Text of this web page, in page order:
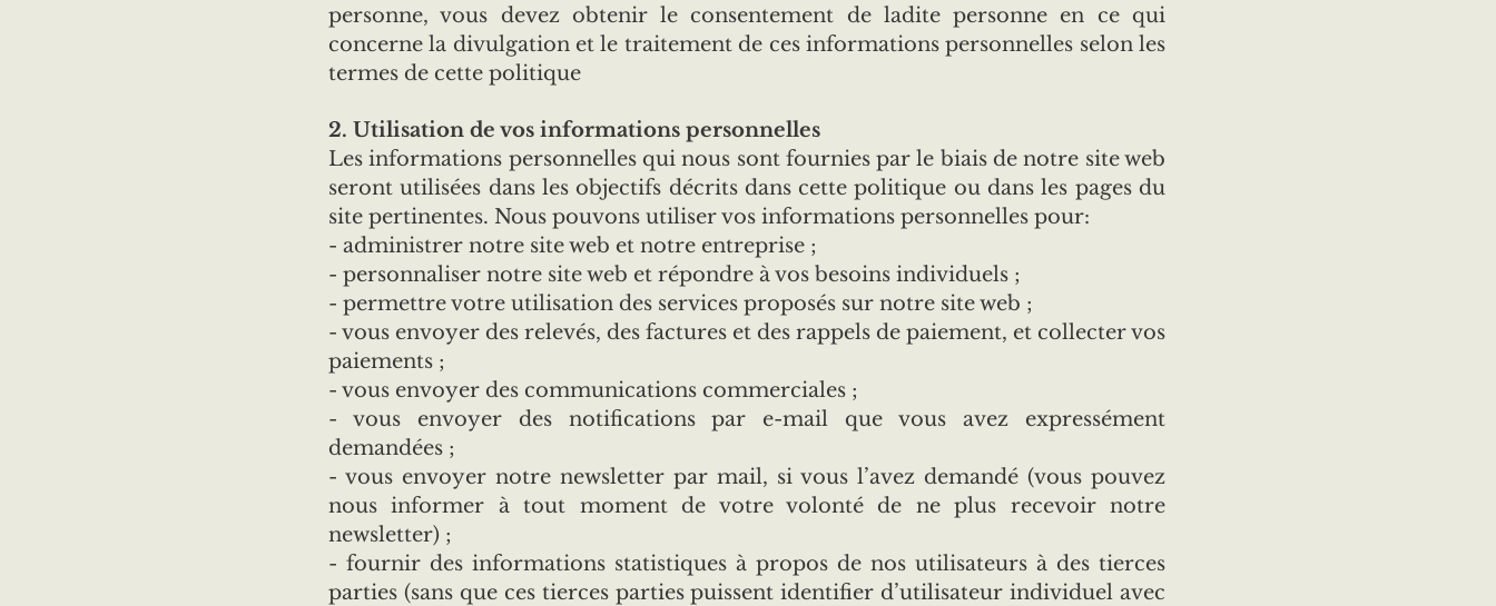
personne, vous devez obtenir le consentement de ladite personne en ce qui
concerne la divulgation et le traitement de ces informations personnelles selon les
termes de cette politique
2. Utilisation de vos informations personnelles
Les informations personnelles qui nous sont fournies par le biais de notre site web
seront utilisées dans les objectifs décrits dans cette politique ou dans les pages du
site pertinentes. Nous pouvons utiliser vos informations personnelles pour:
- administrer notre site web et notre entreprise ;
- personnaliser notre site web et répondre à vos besoins individuels ;
- permettre votre utilisation des services proposés sur notre site web ;
- vous envoyer des relevés, des factures et des rappels de paiement, et collecter vos
paiements ;
- vous envoyer des communications commerciales ;
- vous envoyer des notifications par e-mail que vous avez expressément
demandées ;
- vous envoyer notre newsletter par mail, si vous l’avez demandé (vous pouvez
nous informer à tout moment de votre volonté de ne plus recevoir notre
newsletter) ;
- fournir des informations statistiques à propos de nos utilisateurs à des tierces
parties (sans que ces tierces parties puissent identifier d’utilisateur individuel avec